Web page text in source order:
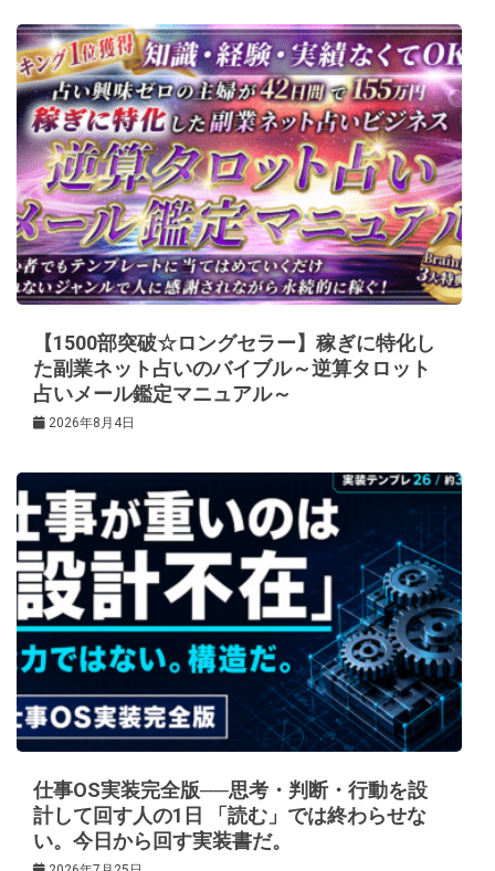
【1500部突破☆ロングセラー】稼ぎに特化し
た副業ネット占いのバイブル～逆算タロット
占いメール鑑定マニュアル～
2026年8月4日
仕事OS実装完全版──思考・判断・行動を設
計して回す人の1日 「読む」では終わらせな
い。今日から回す実装書だ。